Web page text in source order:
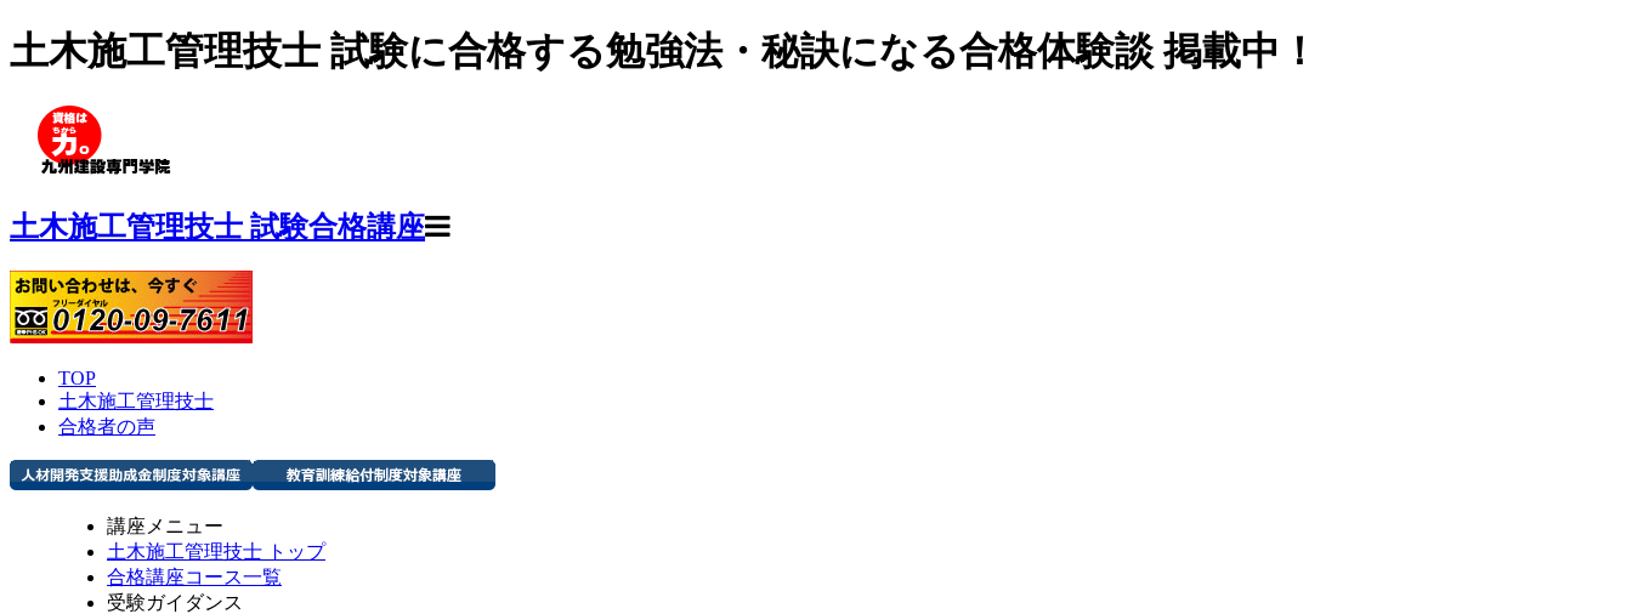
土木施工管理技士 試験に合格する勉強法・秘訣になる合格体験談 掲載中！
土木施工管理技士 試験合格講座
TOP
土木施工管理技士
合格者の声
講座メニュー
土木施工管理技士 トップ
合格講座コース一覧
受験ガイダンス